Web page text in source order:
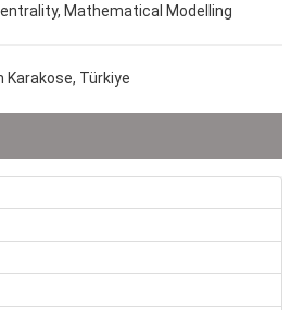
Mathematical Modelling
Karakose, Türkiye